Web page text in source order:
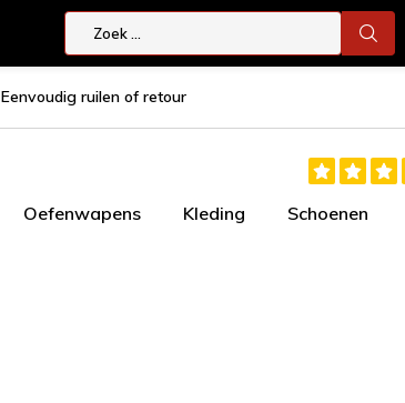
Eenvoudig ruilen of retour
Oefenwapens Kleding Schoenen